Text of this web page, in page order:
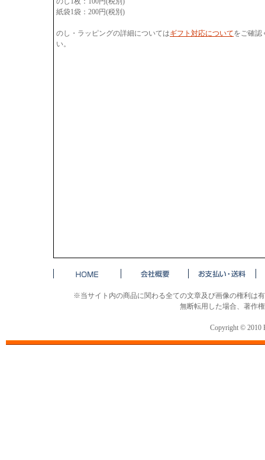
紙袋1袋：200円(税別)
のし・ラッピングの詳細についてはギフト対応についてをご確認
い。
※当サイト内の商品に関わる全ての文章及び画像の権利は
無断転用した場合、著作
Copyright © 2010